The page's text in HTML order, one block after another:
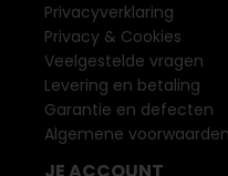
Privacyverklaring
Privacy & Cookies
Veelgestelde vragen
Levering en betaling
Garantie en defecten
Algemene voorwaarden